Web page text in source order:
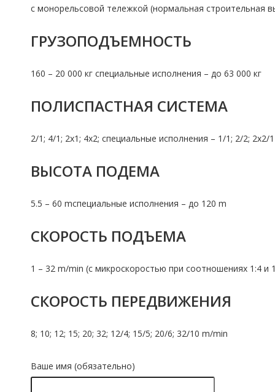
с монорельсовой тележкой (нормальная строительная
ГРУЗОПОДЪЕМНОСТЬ
160 – 20 000 кг специальные исполнения – до 63 000 кг
ПОЛИСПАСТНАЯ СИСТЕМА
2/1; 4/1; 2х1; 4х2; специальные исполнения – 1/1; 2/2; 2х2/
ВЫСОТА ПОДЕМА
5.5 – 60 mспециальные исполнения – до 120 m
СКОРОСТЬ ПОДЪЕМА
1 – 32 m/min (с микроскоростью при соотношениях 1:4 и
СКОРОСТЬ ПЕРЕДВИЖЕНИЯ
8; 10; 12; 15; 20; 32; 12/4; 15/5; 20/6; 32/10 m/min
Ваше имя (обязательно)